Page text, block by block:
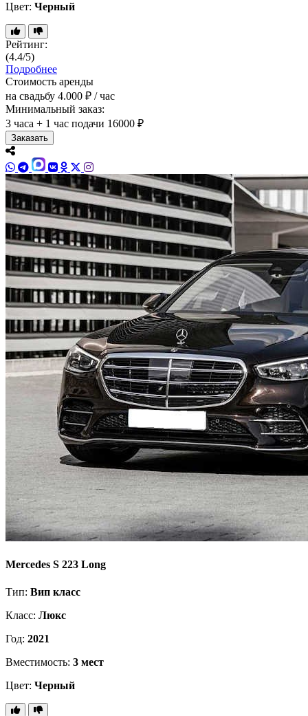
Цвет: Черный
Рейтинг:
(4.4/5)
Подробнее
Стоимость аренды
на свадьбу 4.000 ₽ / час
Минимальный заказ:
3 часа + 1 час подачи 16000 ₽
Заказать
Mercedes S 223 Long
Тип: Вип класс
Класс: Люкс
Год: 2021
Вместимость: 3 мест
Цвет: Черный